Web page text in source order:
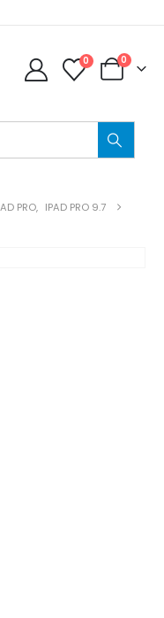
0 0
PRO, IPAD PRO 9.7